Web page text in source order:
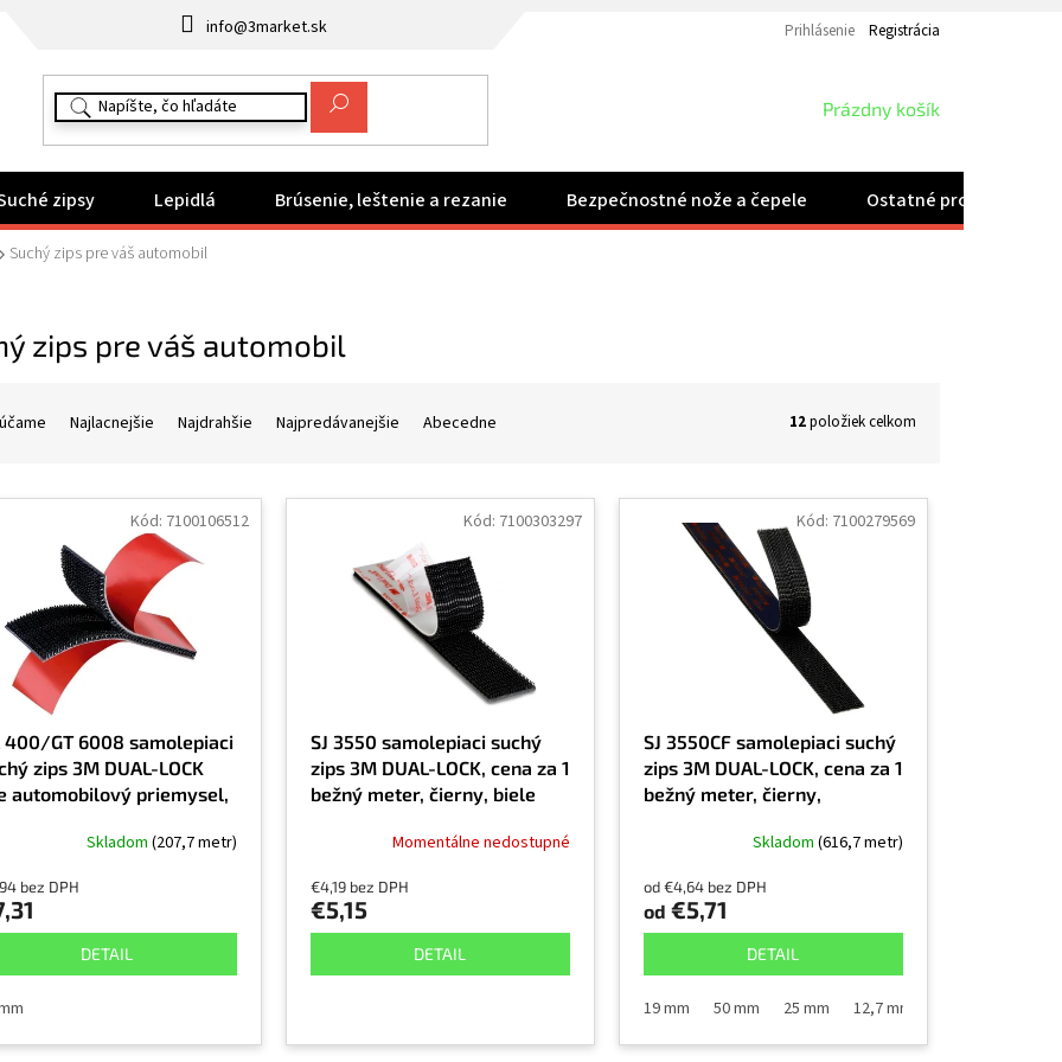
info@3market.sk Prihlásenie Registrácia
NÁKUPNÝ
Prázdny košík
zipsy Lepidlá Brúsenie, leštenie a rezanie Bezpečnostné nože a čepele Ostatné produkty
Suchý zips pre váš automobil
zips pre váš automobil
Najlacnejšie Najdrahšie Najpredávanejšie Abecedne 12položiek celkom
400/GT 6008 samolepiaci
zips 3M DUAL-LOCK
automobilový priemysel,
cena za 1 bežný meter,
Skladom (207,7 metr)
bez DPH
DETAIL
Kód: 7100106512
SJ 3550 samolepiaci suchý
zips 3M DUAL-LOCK, cena za 1
bežný meter, čierny, biele
Momentálne nedostupné
€4,19 bez DPH
€5,15
DETAIL
Kód: 7100303297
SJ 3550CF samolepiaci suchý
zips 3M DUAL-LOCK, cena za 1
bežný meter, čierny,
exteriér a interiér
Skladom (616,7 metr)
od €4,64 bez DPH
od €5,71
DETAIL
19 mm 50 mm 25 mm 12,7 mm
Kód: 7100279569